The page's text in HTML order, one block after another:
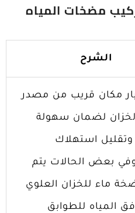
مضخات المياه
الشرح
مكان قريب من مصدر
لضمان سهولة
وتقليل استهلاك
وفي بعض الحالات يتم
ماء للخزان العلوي
المياه للطوابق